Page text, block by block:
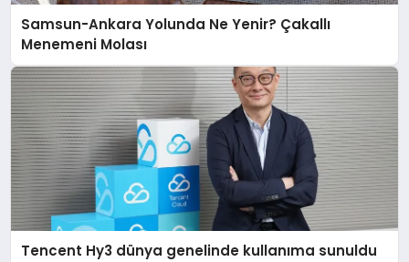
Samsun-Ankara Yolunda Ne Yenir? Çakallı
Menemeni Molası
Tencent Hy3 dünya genelinde kullanıma sunuldu